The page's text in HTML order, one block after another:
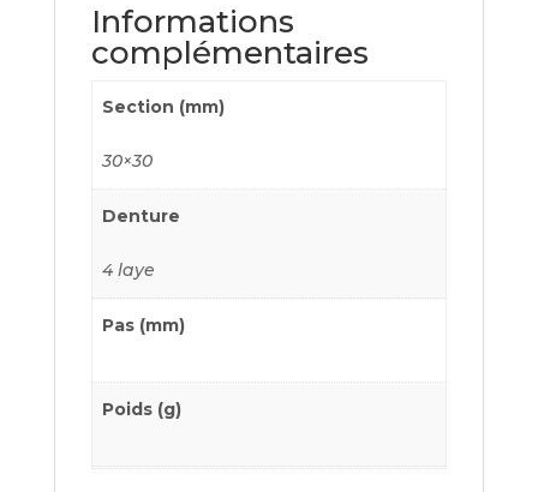
Informations
complémentaires
Section (mm)
30×30
Denture
4 laye
Pas (mm)
Poids (g)